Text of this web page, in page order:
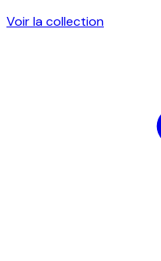
Voir la collection